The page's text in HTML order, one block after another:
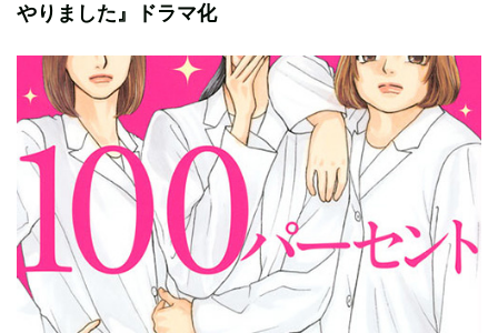
やりました』ドラマ化